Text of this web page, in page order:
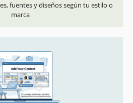
fuentes y diseños según tu estilo o
marca